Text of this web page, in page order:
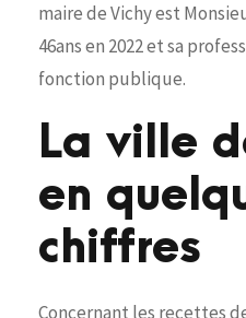
maire de Vichy est
46ans en 2022 et sa
fonction publique.
La ville
en
chiffres
Concernant les recettes